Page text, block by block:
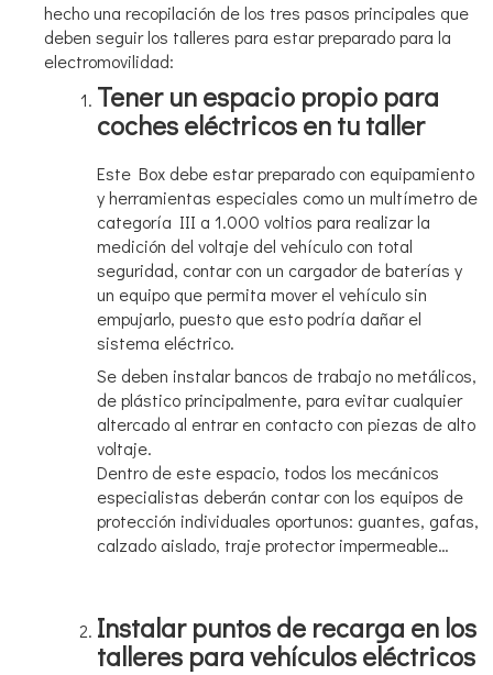
hecho una recopilación de los tres pasos principales que
deben seguir los talleres para estar preparado para la
electromovilidad:
Tener un espacio propio para
coches eléctricos en tu taller
Este Box debe estar preparado con equipamiento
y herramientas especiales como un multímetro de
categoría III a 1.000 voltios para realizar la
medición del voltaje del vehículo con total
seguridad, contar con un cargador de baterías y
un equipo que permita mover el vehículo sin
empujarlo, puesto que esto podría dañar el
sistema eléctrico.
Se deben instalar bancos de trabajo no metálicos,
de plástico principalmente, para evitar cualquier
altercado al entrar en contacto con piezas de alto
voltaje.
Dentro de este espacio, todos los mecánicos
especialistas deberán contar con los equipos de
protección individuales oportunos: guantes, gafas,
calzado aislado, traje protector impermeable…
Instalar puntos de recarga en los
talleres para vehículos eléctricos